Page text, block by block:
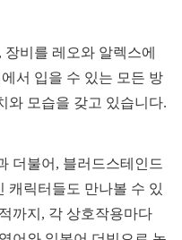
비를 레오와 알렉스에
서 입을 수 있는 모든 방
와 모습을 갖고 있습니다.
더불어, 블러드스테인드
캐릭터들도 만나볼 수 있
까지, 각 상호작용마다